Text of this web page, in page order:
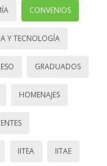
CONVENIOS
Y TECNOLOGÍA
GRADUADOS
HOMENAJES
IITEA IITAE